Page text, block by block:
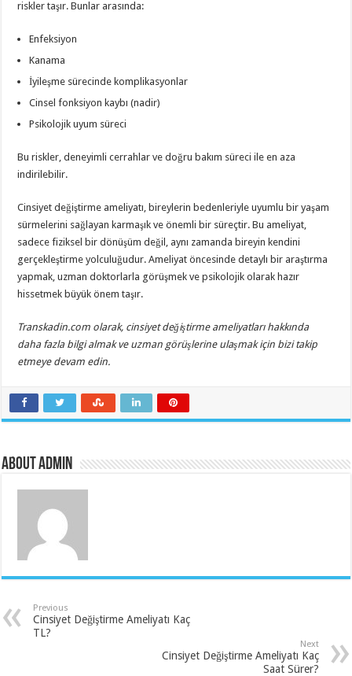
riskler taşır. Bunlar arasında:
Enfeksiyon
Kanama
İyileşme sürecinde komplikasyonlar
Cinsel fonksiyon kaybı (nadir)
Psikolojik uyum süreci
Bu riskler, deneyimli cerrahlar ve doğru bakım süreci ile en aza
indirilebilir.
Cinsiyet değiştirme ameliyatı, bireylerin bedenleriyle uyumlu bir yaşam
sürmelerini sağlayan karmaşık ve önemli bir süreçtir. Bu ameliyat,
sadece fiziksel bir dönüşüm değil, aynı zamanda bireyin kendini
gerçekleştirme yolculuğudur. Ameliyat öncesinde detaylı bir araştırma
yapmak, uzman doktorlarla görüşmek ve psikolojik olarak hazır
hissetmek büyük önem taşır.
Transkadin.com olarak, cinsiyet değiştirme ameliyatları hakkında
daha fazla bilgi almak ve uzman görüşlerine ulaşmak için bizi takip
etmeye devam edin.
About admin
Previous
Cinsiyet Değiştirme Ameliyatı Kaç
TL?
Next
Cinsiyet Değiştirme Ameliyatı Kaç
Saat Sürer?